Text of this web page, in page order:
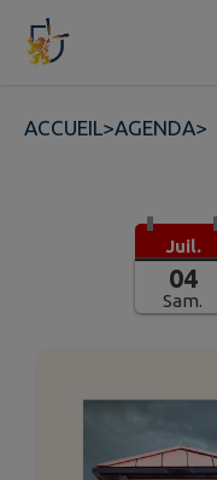
Contenu
ACCUEIL>AGENDA>
Juil.
04
Sam.